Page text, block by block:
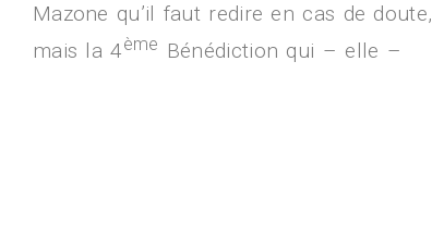
Mazone qu’il faut redire en cas de doute,
mais la 4ème Bénédiction qui – elle –